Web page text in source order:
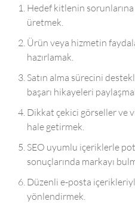
Hedef kitlenin
üretmek.
Ürün veya hizmetin
hazırlamak.
Satın alma sürecini
başarı hikayeleri
Dikkat çekici görseller ve
hale getirmek.
SEO uyumlu içeriklerle
sonuçlarında markayı
Düzenli e-posta
yönlendirmek.